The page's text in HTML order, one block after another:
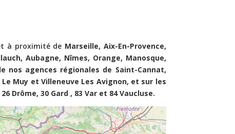
à proximité de Marseille, Aix-En-Provence,
Aubagne, Nîmes, Orange, Manosque,
nos agences régionales de Saint-Cannat,
Muy et Villeneuve Les Avignon, et sur les
Drôme, 30 Gard , 83 Var et 84 Vaucluse.